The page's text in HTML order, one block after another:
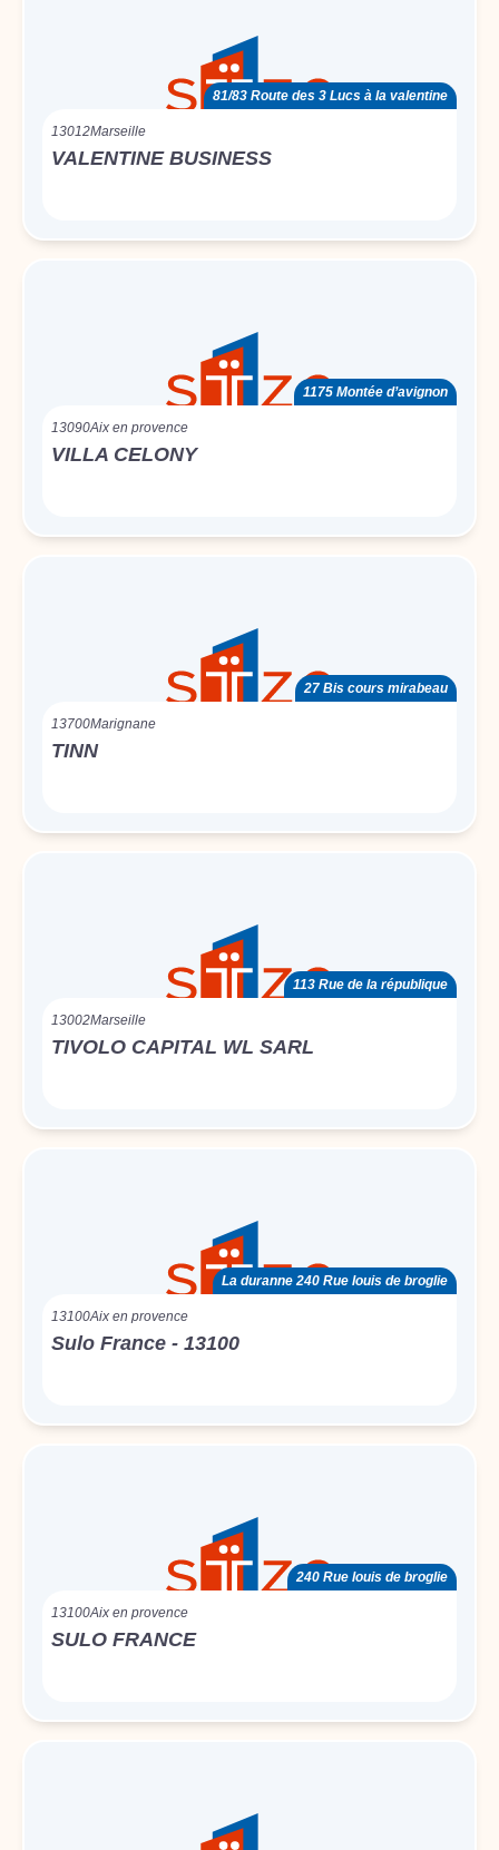
81/83 Route des 3 Lucs à la valentine
13012Marseille
VALENTINE BUSINESS
1175 Montée d’avignon
13090Aix en provence
VILLA CELONY
27 Bis cours mirabeau
13700Marignane
TINN
113 Rue de la république
13002Marseille
TIVOLO CAPITAL WL SARL
La duranne 240 Rue louis de broglie
13100Aix en provence
Sulo France - 13100
240 Rue louis de broglie
13100Aix en provence
SULO FRANCE